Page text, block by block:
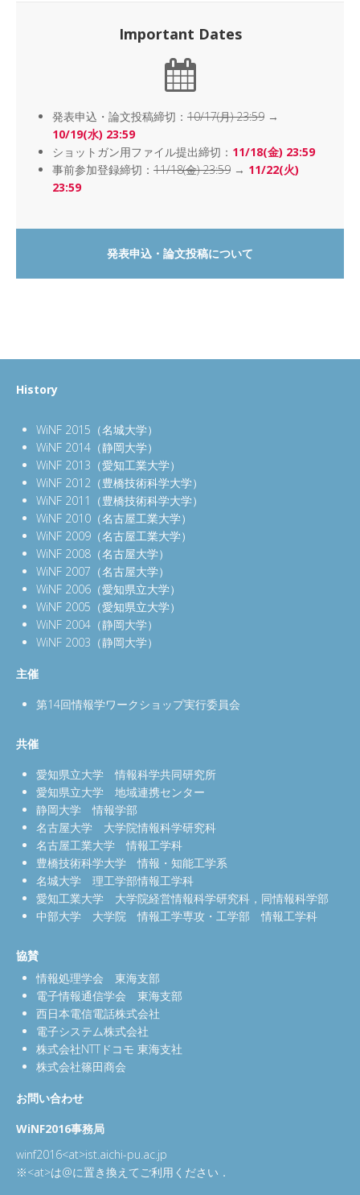
Important Dates
発表申込・論文投稿締切 ： 10/17(月) 23:59 →
10/19(水) 23:59
ショットガン用ファイル提出締切： 11/18(金) 23:59
事前参加登録締切 ： 11/18(金) 23:59 → 11/22(火)
23:59
発表申込・論文投稿について
History
WiNF 2015（名城大学）
WiNF 2014（静岡大学）
WiNF 2013（愛知工業大学）
WiNF 2012（豊橋技術科学大学）
WiNF 2011（豊橋技術科学大学）
WiNF 2010（名古屋工業大学）
WiNF 2009（名古屋工業大学）
WiNF 2008（名古屋大学）
WiNF 2007（名古屋大学）
WiNF 2006（愛知県立大学）
WiNF 2005（愛知県立大学）
WiNF 2004（静岡大学）
WiNF 2003（静岡大学）
主催
第14回情報学ワークショップ実行委員会
共催
愛知県立大学 情報科学共同研究所
愛知県立大学 地域連携センター
静岡大学 情報学部
名古屋大学 大学院情報科学研究科
名古屋工業大学 情報工学科
豊橋技術科学大学 情報・知能工学系
名城大学 理工学部情報工学科
愛知工業大学 大学院経営情報科学研究科，同情報科学部
中部大学 大学院 情報工学専攻・工学部 情報工学科
協賛
情報処理学会 東海支部
電子情報通信学会 東海支部
西日本電信電話株式会社
電子システム株式会社
株式会社NTTドコモ 東海支社
株式会社篠田商会
お問い合わせ
WiNF2016事務局
winf2016<at>ist.aichi-pu.ac.jp
※<at>は@に置き換えてご利用ください．